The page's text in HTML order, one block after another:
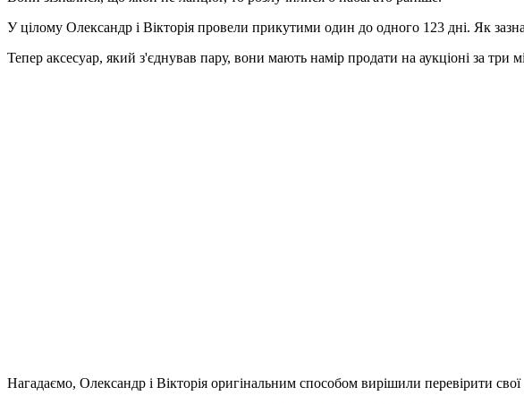
У цілому Олександр і Вікторія провели прикутими один до одного 123 дні. Як
Тепер аксесуар, який з'єднував пару, вони мають намір продати на аукціоні за три
Нагадаємо, Олександр і Вікторія оригінальним способом вирішили перевірити